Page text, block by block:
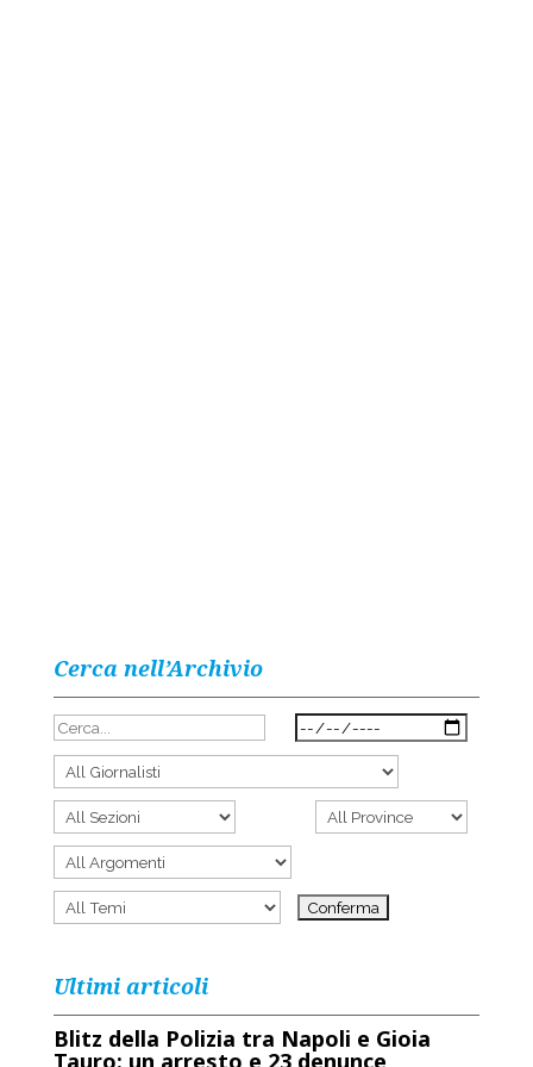
Cerca nell’Archivio
Ultimi articoli
Blitz della Polizia tra Napoli e Gioia
Tauro: un arresto e 23 denunce